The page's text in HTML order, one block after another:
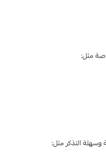
مثل:
وسهلة التذكر مثل: